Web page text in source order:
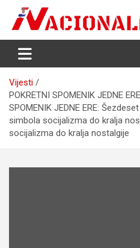
content
Nacija želi znati više
Vijesti
POKRETNI SPOMENIK JEDNE
SPOMENIK JEDNE ERE:
simbola socijalizma do kralja
socijalizma do kralja nostalgije